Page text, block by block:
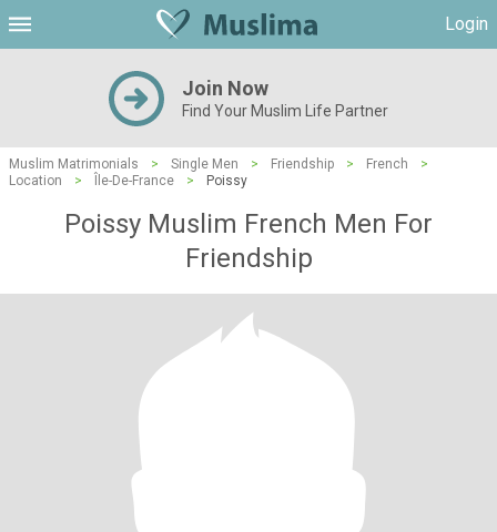
Login
Join Now
Find Your Muslim Life Partner
Muslim Matrimonials > Single Men > Friendship > French
>
Location
> Île-De-France > Poissy
Poissy Muslim French Men For
Friendship